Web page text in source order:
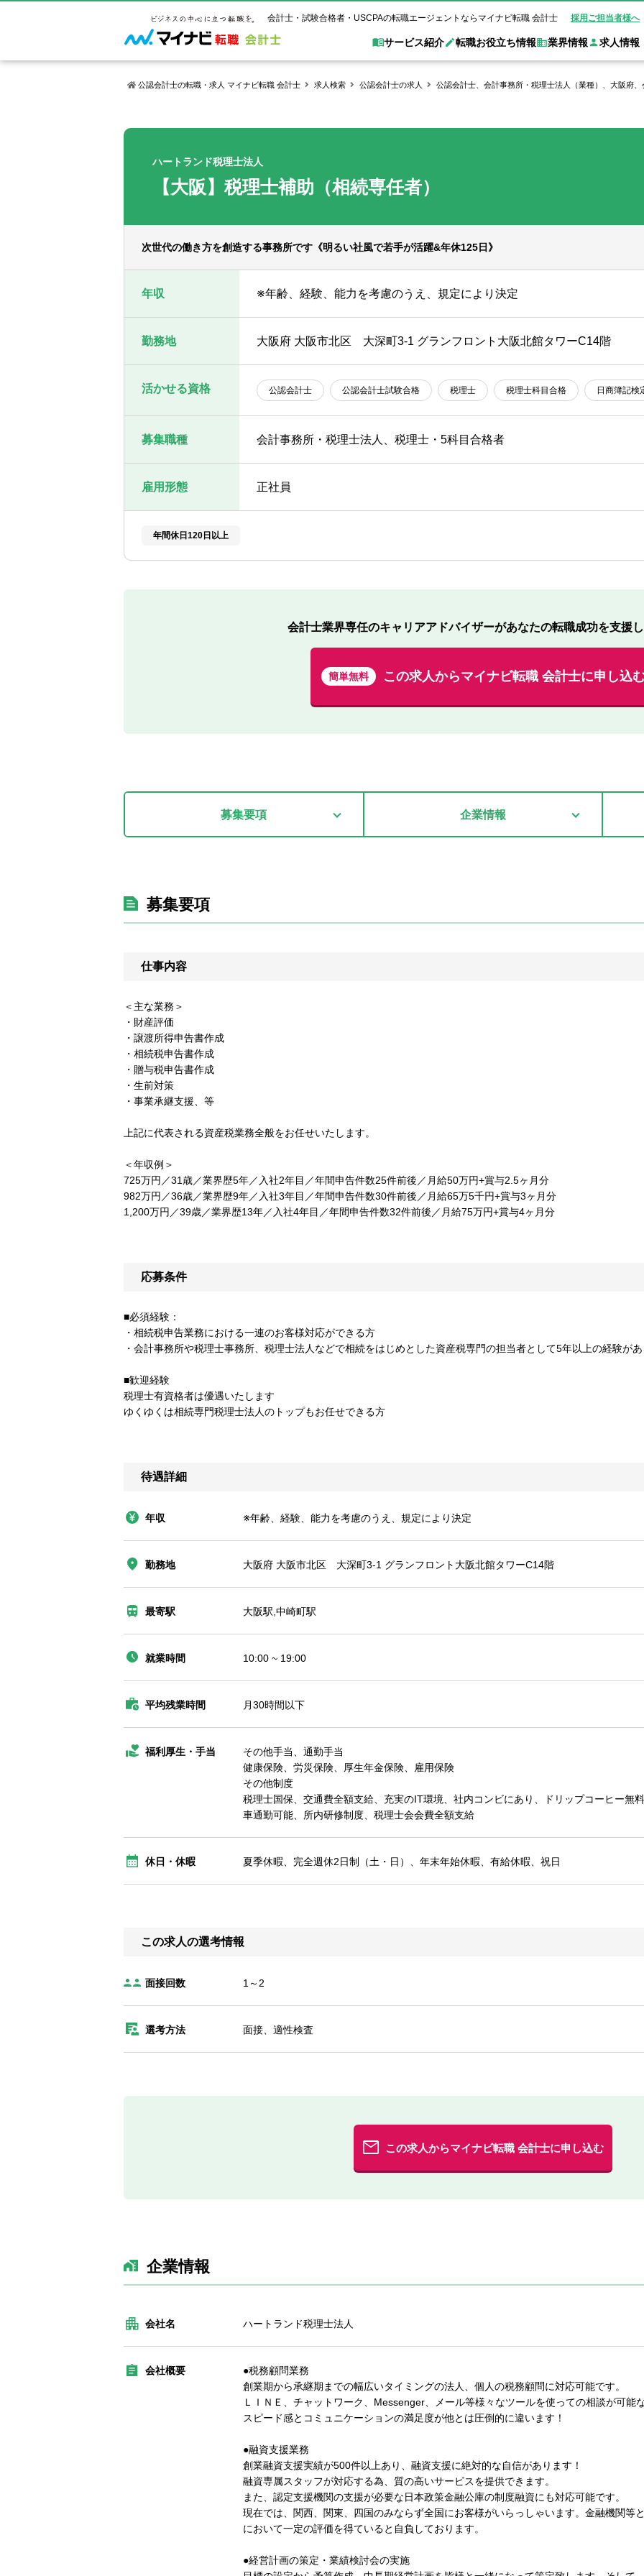
会計士・試験合格者・USCPAの転職エージェントならマイナビ転職 会計士 採用ご担当者様へ
サービス紹介
サービス紹介
ご利用の流れ 転職成功事例
転職お役立ち情報
転職お役立ち情報
はじめての転職の方へ USCPAの転職
業界情報
業界情報
試験科目一覧
求人情報
公認会計士試験合格
ム
公認会計士の転職・求人 マイナビ転職 会計士 求人検索 公認会計士の求人 公認会計士、会計事務所・税理士法人（業種）、大阪府
ハートランド税理士法人
【大阪】税理士補助（相続専任者）
次世代の働き方を創造する事務所です《明るい社風で若手が活躍&年休125日》
年収 ※年齢、経験、能力を考慮のうえ、規定により決定
勤務地 大阪府 大阪市北区 大深町3-1 グランフロント大阪北館タワーC14階
活かせる資格 公認会計士 公認会計士試験合格 税理士 税理士科目合格 日商簿記検
募集職種 会計事務所・税理士法人、税理士・5科目合格者
雇用形態 正社員
年間休日120日以上
会計士業界専任のキャリアアドバイザーがあなたの転職成功を支援
簡単無料 この求人からマイナビ転職 会計士に申し込
募集要項 企業情報
募集要項
仕事内容
＜主な業務＞
・財産評価
・譲渡所得申告書作成
・相続税申告書作成
・贈与税申告書作成
・生前対策
・事業承継支援、等
上記に代表される資産税業務全般をお任せいたします。
＜年収例＞
725万円／31歳／業界歴5年／入社2年目／年間申告件数25件前後／月給50万円+賞与2.5ヶ月分
982万円／36歳／業界歴9年／入社3年目／年間申告件数30件前後／月給65万5千円+賞与3ヶ月分
1,200万円／39歳／業界歴13年／入社4年目／年間申告件数32件前後／月給75万円+賞与4ヶ月分
応募条件
■必須経験：
・相続税申告業務における一連のお客様対応ができる方
・会計事務所や税理士事務所、税理士法人などで相続をはじめとした資産税専門の担当者として5年以上の経験が
■歓迎経験
税理士有資格者は優遇いたします
ゆくゆくは相続専門税理士法人のトップもお任せできる方
待遇詳細
年収 ※年齢、経験、能力を考慮のうえ、規定により決定
勤務地 大阪府 大阪市北区 大深町3-1 グランフロント大阪北館タワーC14階
最寄駅 大阪駅,中崎町駅
就業時間 10:00 ~ 19:00
平均残業時間 月30時間以下
福利厚生・手当
その他手当、通勤手当
健康保険、労災保険、厚生年金保険、雇用保険
その他制度
税理士国保、交通費全額支給、充実のIT環境、社内コンビにあり、ドリップコーヒー無
車通勤可能、所内研修制度、税理士会会費全額支給
休日・休暇 夏季休暇、完全週休2日制（土・日）、年末年始休暇、有給休暇、祝日
この求人の選考情報
面接回数 1～2
選考方法 面接、適性検査
この求人からマイナビ転職 会計士に申し込む
企業情報
会社名 ハートランド税理士法人
会社概要
●税務顧問業務
創業期から承継期までの幅広いタイミングの法人、個人の税務顧問に対応可能です。
ＬＩＮＥ、チャットワーク、Messenger、メール等様々なツールを使っての相談が可能
スピード感とコミュニケーションの満足度が他とは圧倒的に違います！
●融資支援業務
創業融資支援実績が500件以上あり、融資支援に絶対的な自信があります！
融資専属スタッフが対応する為、質の高いサービスを提供できます。
また、認定支援機関の支援が必要な日本政策金融公庫の制度融資にも対応可能です。
現在では、関西、関東、四国のみならず全国にお客様がいらっしゃいます。金融機関等
において一定の評価を得ていると自負しております。
●経営計画の策定・業績検討会の実施